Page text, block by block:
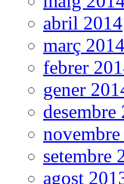
abril 2014
març 2014
febrer
gener
desembre
setembre
agost